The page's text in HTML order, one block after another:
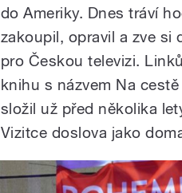
do Ameriky. Dnes tráví
zakoupil, opravil a zve si
pro Českou televizi.
knihu s názvem Na
složil už před několika
Vizitce doslova jako